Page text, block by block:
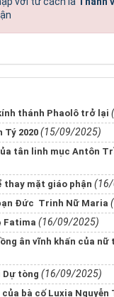
thánh Phaolô trở lại
Tý 2020 (15/09/2025)
tân linh mục Antôn
thay mặt giáo phận
Đức Trinh Nữ Maria
Fatima (16/09/2025)
ân vĩnh khấn của nữ
Dự tòng (16/09/2025)
của bà cố Luxia Nguyễn